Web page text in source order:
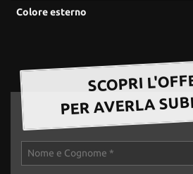
Colore esterno
SCOPRI
PER AVERLA
policy.
le
tue
scelte
in
qualsiasi
momento.